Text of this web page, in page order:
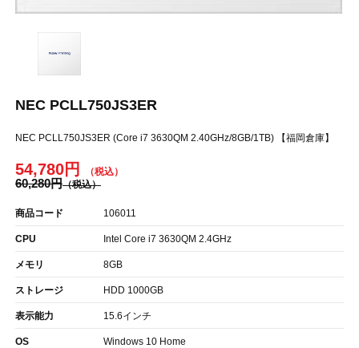
NEC PCLL750JS3ER
NEC PCLL750JS3ER (Core i7 3630QM 2.40GHz/8GB/1TB) 【福岡倉庫】
54,780円
60,280円
商品コード 106011
CPU Intel Core i7 3630QM 2.4GHz
メモリ 8GB
ストレージ HDD 1000GB
表示能力 15.6インチ
OS Windows 10 Home